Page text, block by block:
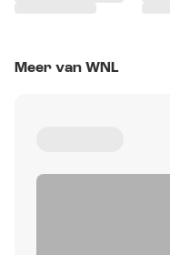
Meer van WNL